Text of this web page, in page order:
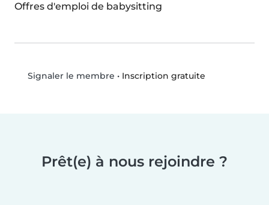
Offres d'emploi de babysitting
Signaler le membre • Inscription gratuite
Prêt(e) à nous rejoindre ?